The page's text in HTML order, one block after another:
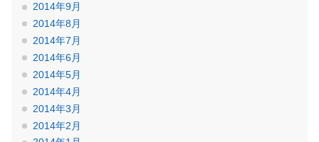
2014年9月
2014年8月
2014年7月
2014年6月
2014年5月
2014年4月
2014年3月
2014年2月